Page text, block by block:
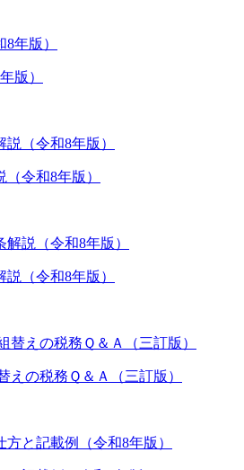
版）
令和8年版）
（令和8年版）
えの税務Ｑ＆Ａ（三訂版）